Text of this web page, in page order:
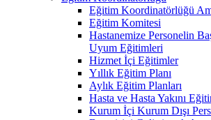
Eğitim Koordinatörlüğü
Eğitim Komitesi
Hastanemize Personelin
Uyum Eğitimleri
Hizmet İçi Eğitimler
Yıllık Eğitim Planı
Aylık Eğitim Planları
Hasta ve Hasta Yakını
Kurum İçi Kurum Dışı